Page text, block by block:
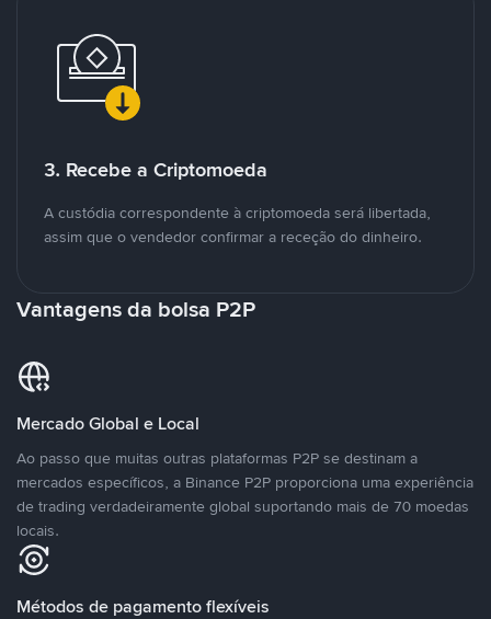
3. Recebe a Criptomoeda
A custódia correspondente à criptomoeda será libertada,
assim que o vendedor confirmar a receção do dinheiro.
Vantagens da bolsa P2P
Mercado Global e Local
Ao passo que muitas outras plataformas P2P se destinam a
mercados específicos, a Binance P2P proporciona uma experiência
de trading verdadeiramente global suportando mais de 70 moedas
locais.
Métodos de pagamento flexíveis